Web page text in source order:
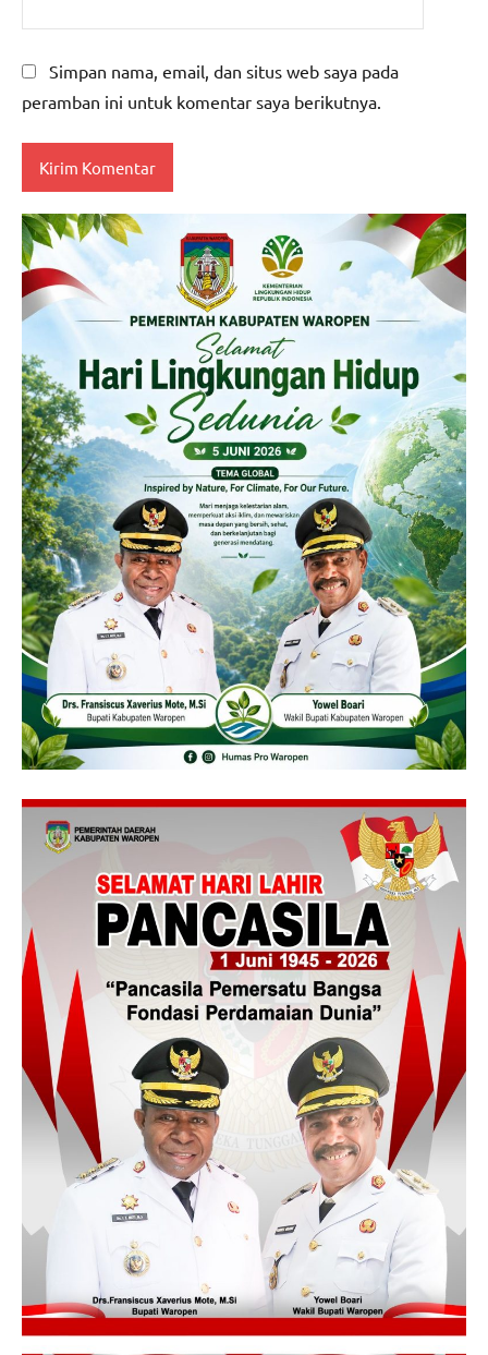
Simpan nama, email, dan situs web saya pada
peramban ini untuk komentar saya berikutnya.